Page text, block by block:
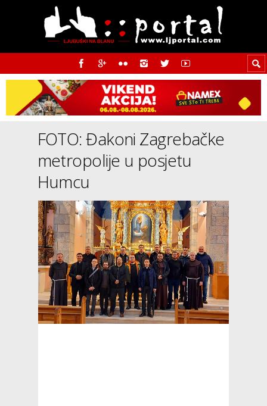
FOTO: Đakoni Zagrebačke
metropolije u posjetu
Humcu